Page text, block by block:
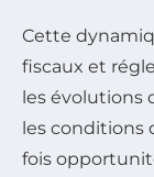
Cette
fiscaux et
les évolutions
les conditions
fois